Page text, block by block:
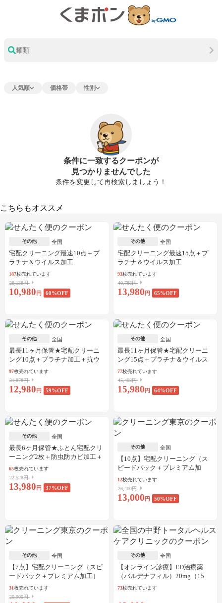
麺類
人気順 価格帯 性別
条件に一致するクーポンが
見つかりませんでした
条件を変更して再検索しましょう！
こちらもオススメ
その他 全国
宅配クリーニング最速10点＋プ
ラチナ＆ウイルス加工
187枚売れています
28,138円
10,980 円 60%OFF
その他 全国
宅配クリーニング最速15点＋プ
ラチナ＆ウイルス加工
93枚売れています
40,788円
13,980 円 65%OFF
その他 全国
最長11ヶ月保管★宅配クリーニ
ング10点＋プラチナ加工＋抗ウ
イルス加工
97枚売れています
31,878円
12,980 円 59%OFF
その他 全国
最長11ヶ月保管★宅配クリーニ
ング15点＋プラチナ＆ウイルス
加工
77枚売れています
45,408円
15,980 円 64%OFF
その他 全国
最長6ヶ月保管★ふとん宅配クリ
ーニング2枚＋防虫防カビ加工＋
しみ抜き
65枚売れています
22,528円
13,980 円 37%OFF
その他 全国
【10点】宅配クリーニング（ス
ピードパック＋プレミアム加
工）
12枚売れています
26,400円
13,000 円 50%OFF
その他 全国
【7点】宅配クリーニング（スピ
ードパック＋プレミアム加工）
31枚売れています
20,900円
その他 全国
【オンライン診療】ED治療薬
（バルデナフィル）20mg（15
錠）※初診料、送料込
73枚売れています